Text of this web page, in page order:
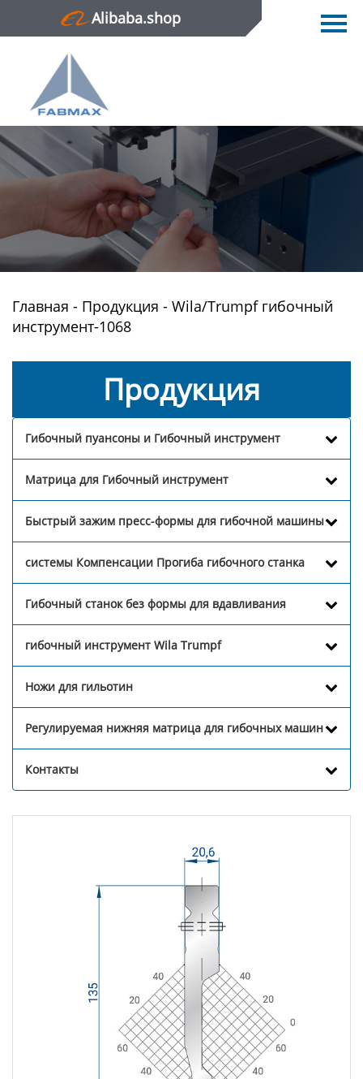
Alibaba.shop
Главная
Продукция
Новости
О нас
Контактная информация
Главная - Продукция - Wila/Trumpf гибочный
инструмент-1068
Продукция
Гибочный пуансоны и Гибочный инструмент
Матрица для Гибочный инструмент
Быстрый зажим пресс-формы для гибочной машины
системы Компенсации Прогиба гибочного станка
Гибочный станок без формы для вдавливания
гибочный инструмент Wila Trumpf
Ножи для гильотин
Регулируемая нижняя матрица для гибочных машин
Контакты